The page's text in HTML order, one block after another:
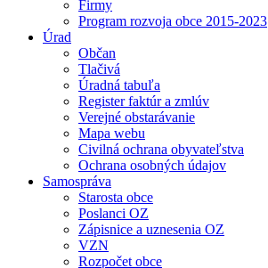
Firmy
Program rozvoja obce 2015-2023
Úrad
Občan
Tlačivá
Úradná tabuľa
Register faktúr a zmlúv
Verejné obstarávanie
Mapa webu
Civilná ochrana obyvateľstva
Ochrana osobných údajov
Samospráva
Starosta obce
Poslanci OZ
Zápisnice a uznesenia OZ
VZN
Rozpočet obce